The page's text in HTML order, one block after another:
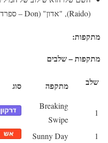
(Raido), "אדון" (Don – ספרדית).
מתקפות:
מתקפות – שלבים
שלב מתקפה סוג
1
Breaking
Swipe
1
Sunny Day